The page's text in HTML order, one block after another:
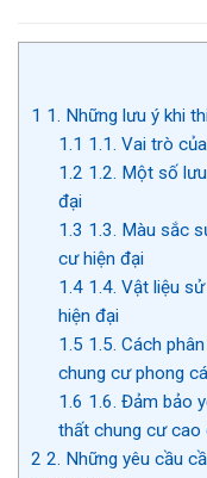
1 1. Những lưu ý khi
1.1 1.1. Vai trò
1.2 1.2. Một số
đại
1.3 1.3. Màu sắc
cư hiện đại
1.41.4. Vật liệu
hiện đại
1.5 1.5. Cách
chung cư phong
1.6 1.6. Đảm bảo
thất chung cư cao
2 2. Những yêu cầu